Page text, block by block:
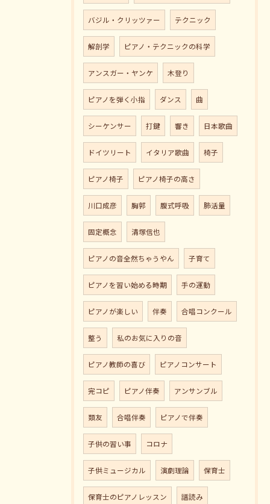
バジル・クリッツァー テクニック
解剖学 ピアノ・テクニックの科学
アンスガー・ヤンケ 木登り
ピアノを弾く小指 ダンス 曲
シーケンサー 打鍵 響き 日本歌曲
ドイツリート イタリア歌曲 椅子
ピアノ椅子 ピアノ椅子の高さ
川口成彦 胸郭 腹式呼吸 肺活量
固定概念 清塚信也
ピアノの音全然ちゃうやん 子育て
ピアノを習い始める時期 手の運動
ピアノが楽しい 伴奏 合唱コンクール
整う 私のお気に入りの音
ピアノ教師の喜び ピアノコンサート
完コピ ピアノ伴奏 アンサンブル
類友 合唱伴奏 ピアノで伴奏
子供の習い事 コロナ
子供ミュージカル 演劇理論 保育士
保育士のピアノレッスン 譜読み